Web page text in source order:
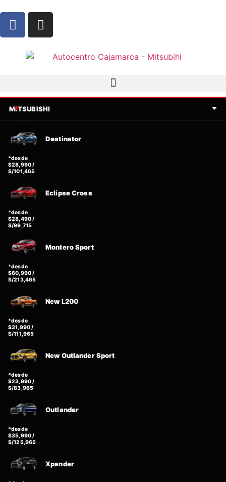
MITSUBISHI
Destinator
*desde
$28,990 /
S/101,465
Eclipse Cross
*desde
$28,490 /
S/99,715
Montero Sport
*desde
$60,990 /
S/213,465
New L200
*desde
$31,990 /
S/111,965
New Outlander Sport
*desde
$23,990 /
S/83,965
Outlander
*desde
$35,990 /
S/125,965
Xpander